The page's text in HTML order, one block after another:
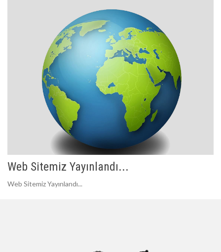
Web Sitemiz Yayınlandı...
Web Sitemiz Yayınlandı...